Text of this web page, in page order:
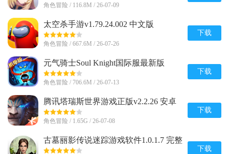
角色冒险 / 116.8M / 26-07-09
太空杀手游v1.79.24.002 中文版
角色冒险 / 667.6M / 26-07-26
下载
元气骑士Soul Knight国际服最新版
v8.4.0 安卓版
角色冒险 / 706.6M / 26-07-13
下载
腾讯塔瑞斯世界游戏正版v2.2.26 安卓
最新版
角色冒险 / 1.65G / 26-07-08
下载
古墓丽影传说迷踪游戏软件1.0.1.7 完整
版
下载